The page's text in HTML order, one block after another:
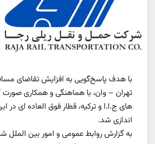
با هدف پاسخ‌گویی به افزایش تقاضای
تهران – وان، با هماهنگی و همکاری صورت
های ج.ا.ا و ترکیه، قطار فوق العاده ای در
اندازی شد.
به گزارش روابط عمومی و امور بین